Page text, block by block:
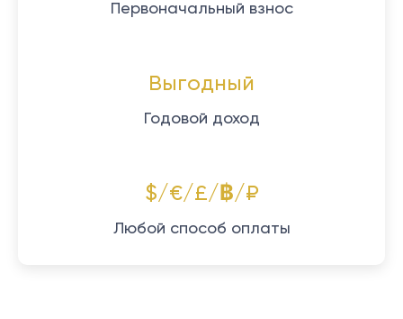
Первоначальный взнос
Выгодный
Годовой доход
$/€/£/฿/₽
Любой способ оплаты